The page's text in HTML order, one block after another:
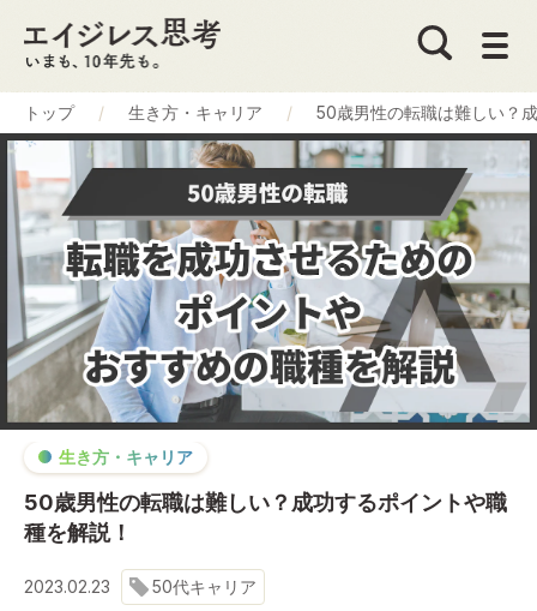
トップ 生き方・キャリア 50歳男性の転職は難しい？
生き方・キャリア
50歳男性の転職は難しい？成功するポイントや職
種を解説！
2023.02.23 50代キャリア